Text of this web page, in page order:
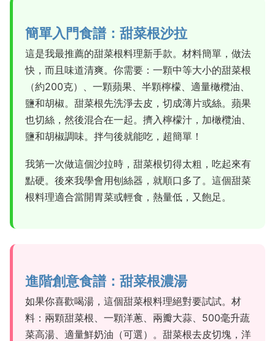
簡單入門食譜：甜菜根沙拉
這是我最推薦的甜菜根料理新手款。材料簡單，做法
快，而且味道清爽。你需要：一顆中等大小的甜菜根
（約200克）、一顆蘋果、半顆檸檬、適量橄欖油、
鹽和胡椒。甜菜根先洗淨去皮，切成薄片或絲。蘋果
也切絲，然後混合在一起。擠入檸檬汁，加橄欖油、
鹽和胡椒調味。拌勻後就能吃，超簡單！
我第一次做這個沙拉時，甜菜根切得太粗，吃起來有
點硬。後來我學會用刨絲器，就順口多了。這個甜菜
根料理適合當開胃菜或輕食，熱量低，又飽足。
進階創意食譜：甜菜根濃湯
如果你喜歡喝湯，這個甜菜根料理絕對要試試。材
料：兩顆甜菜根、一顆洋蔥、兩瓣大蒜、500毫升蔬
菜高湯、適量鮮奶油（可選）。甜菜根去皮切塊，洋